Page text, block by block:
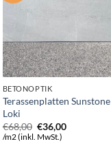
BETONOPTIK
Terassenplatten Sunstone
Loki
€68,00 Ursprünglicher
Preis
€36,00Aktueller
/m2 (inkl. MwSt.)